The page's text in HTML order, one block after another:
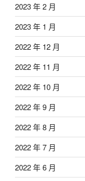
2023 年 2 月
2023 年 1 月
2022 年 12 月
2022 年 11 月
2022 年 10 月
2022 年 9 月
2022 年 8 月
2022 年 7 月
2022 年 6 月